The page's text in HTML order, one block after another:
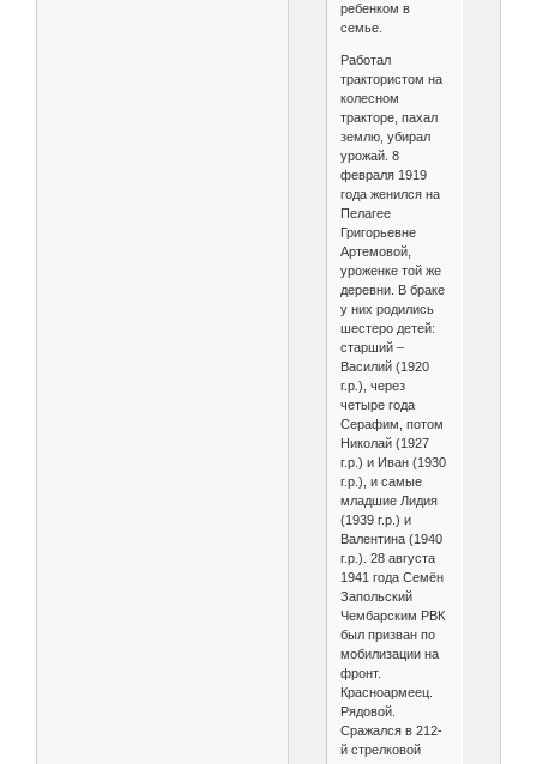
ребенком в
семье.
Работал
трактористом на
колесном
тракторе, пахал
землю, убирал
урожай. 8
февраля 1919
года женился на
Пелагее
Григорьевне
Артемовой,
уроженке той же
деревни. В браке
у них родились
шестеро детей:
старший –
Василий (1920
г.р.), через
четыре года
Серафим, потом
Николай (1927
г.р.) и Иван (1930
г.р.), и самые
младшие Лидия
(1939 г.р.) и
Валентина (1940
г.р.). 28 августа
1941 года Семён
Запольский
Чембарским РВК
был призван по
мобилизации на
фронт.
Красноармеец.
Рядовой.
Сражался в 212-
й стрелковой